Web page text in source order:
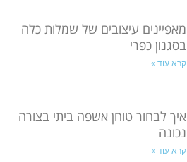
מאפיינים עיצובים של שמלות כלה
בסגנון כפרי
קרא עוד »
איך לבחור טוחן אשפה ביתי בצורה
נכונה
קרא עוד »